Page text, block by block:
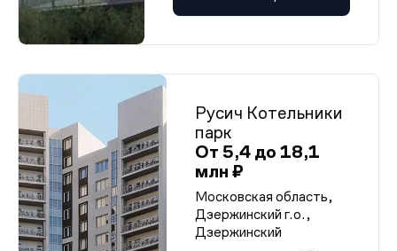
Русич Котельники
парк
От 5,4 до 18,1
млн ₽
Московская область,
Дзержинский г.о.,
Дзержинский